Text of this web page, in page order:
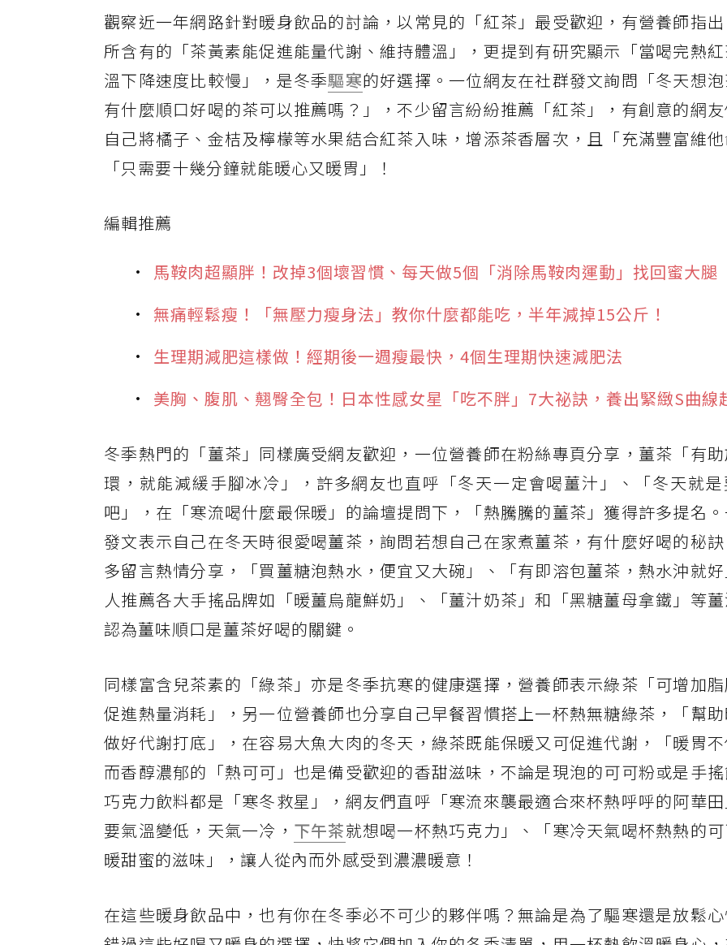
觀察近一年網路針對暖身飲品的討論，以常見的「紅茶」最受歡迎，有營養師指
所含有的「茶黃素能促進能量代謝、維持體溫」，更提到有研究顯示「當喝完熱
溫下降速度比較慢」，是冬季驅寒的好選擇。一位網友在社群發文詢問「冬天想
有什麼順口好喝的茶可以推薦嗎？」，不少留言紛紛推薦「紅茶」，有創意的網
自己將橘子、金桔及檸檬等水果結合紅茶入味，增添茶香層次，且「充滿豐富維
「只需要十幾分鐘就能暖心又暖胃」！
編輯推薦
馬鞍肉超顯胖！改掉3個壞習慣、每天做5個「消除馬鞍肉運動」找回蜜大腿
無痛輕鬆瘦！「無壓力瘦身法」教你什麼都能吃，半年減掉15公斤！
生理期減肥這樣做！經期後一週瘦最快，4個生理期快速減肥法
美胸、腹肌、翹臀全包！日本性感女星「吃不胖」7大祕訣，養出緊緻S曲線
冬季熱門的「薑茶」同樣廣受網友歡迎，一位營養師在粉絲專頁分享，薑茶「有
環，就能減緩手腳冰冷」，許多網友也直呼「冬天一定會喝薑汁」、「冬天就
吧」，在「寒流喝什麼最保暖」的論壇提問下，「熱騰騰的薑茶」獲得許多提名
發文表示自己在冬天時很愛喝薑茶，詢問若想自己在家煮薑茶，有什麼好喝的秘
多留言熱情分享，「買薑糖泡熱水，便宜又大碗」、「有即溶包薑茶，熱水沖就
人推薦各大手搖品牌如「暖薑烏龍鮮奶」、「薑汁奶茶」和「黑糖薑母拿鐵」等
認為薑味順口是薑茶好喝的關鍵。
同樣富含兒茶素的「綠茶」亦是冬季抗寒的健康選擇，營養師表示綠茶「可增加
促進熱量消耗」，另一位營養師也分享自己早餐習慣搭上一杯熱無糖綠茶，「幫
做好代謝打底」，在容易大魚大肉的冬天，綠茶既能保暖又可促進代謝，「暖胃
而香醇濃郁的「熱可可」也是備受歡迎的香甜滋味，不論是現泡的可可粉或是手
巧克力飲料都是「寒冬救星」，網友們直呼「寒流來襲最適合來杯熱呼呼的阿華
要氣溫變低，天氣一冷， 下午茶就想喝一杯熱巧克力」、「寒冷天氣喝杯熱熱的
暖甜蜜的滋味」，讓人從內而外感受到濃濃暖意！
在這些暖身飲品中，也有你在冬季必不可少的夥伴嗎？無論是為了驅寒還是放鬆